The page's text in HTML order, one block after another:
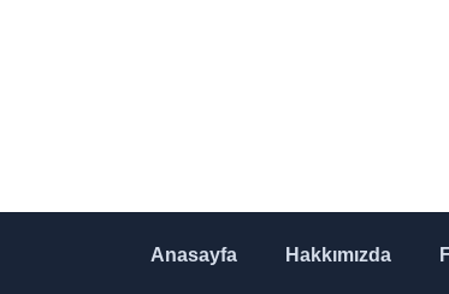
Anasayfa Hakkımızda